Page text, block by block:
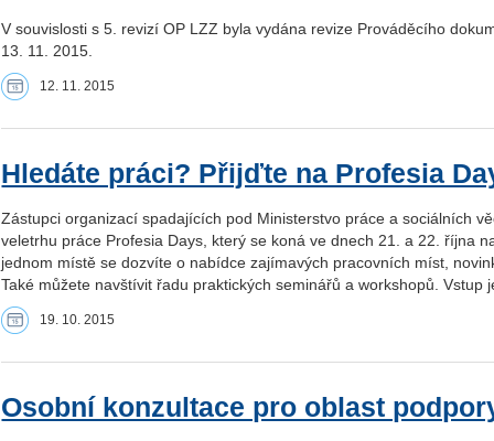
V souvislosti s 5. revizí OP LZZ byla vydána revize Prováděcího
13. 11. 2015.
12. 11. 2015
Hledáte práci? Přijďte na Profesia
Zástupci organizací spadajících pod Ministerstvo práce a sociálních
veletrhu práce Profesia Days, který se koná ve dnech 21. a 22. října
jednom místě se dozvíte o nabídce zajímavých pracovních míst,
Také můžete navštívit řadu praktických seminářů a workshopů. Vstup
19. 10. 2015
Osobní konzultace pro oblast